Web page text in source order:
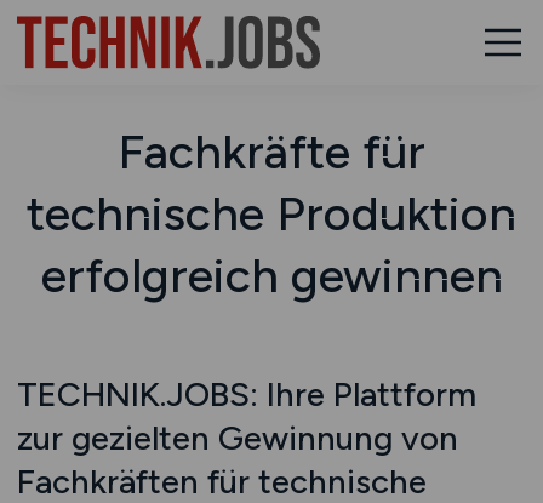
Fachkräfte für
technische Produktion
erfolgreich gewinnen
TECHNIK.JOBS: Ihre Plattform
zur gezielten Gewinnung von
Fachkräften für technische